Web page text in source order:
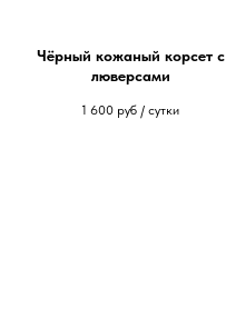
Чёрный кожаный корсет с
люверсами
1 600 руб / сутки